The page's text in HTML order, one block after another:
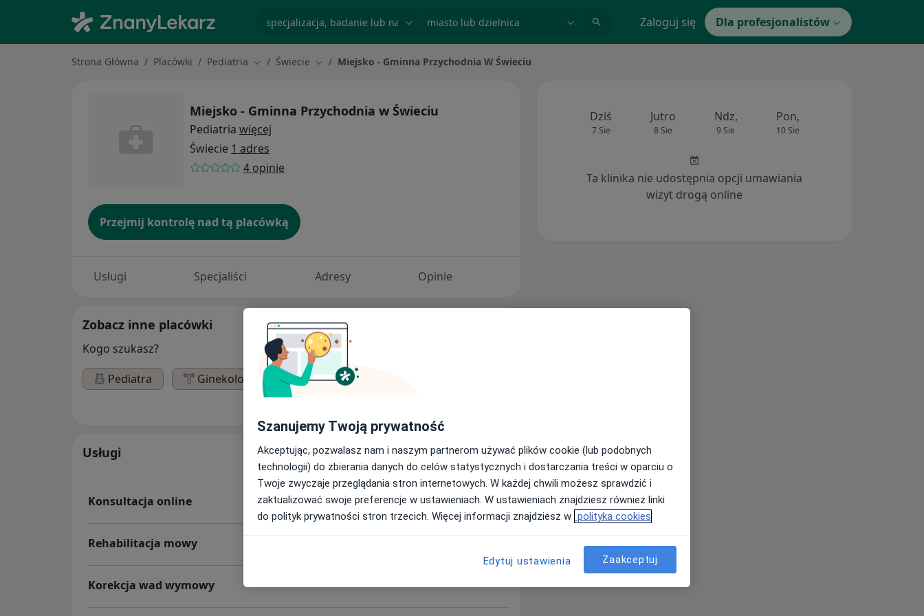
Zaloguj się Dla profesjonalistów
Strona Główna Placówki Pediatria Zmień miasto
Świecie Zmień miasto
Miejsko - Gminna Przychodnia W Świeciu
Miejsko - Gminna Przychodnia w Świeciu
Pediatria więcej
Świecie 1 adres
4 opinie
Przejmij kontrolę nad tą placówką
Usługi Specjaliści Adresy Opinie
Zobacz inne placówki
Kogo szukasz?
Pediatra
Ginekolog
Laryngolog
Usługi
Konsultacja online
Rehabilitacja mowy
Korekcja wad wymowy
Dziś
7 Sie
Jutro
8 Sie
Ndz,
9 Sie
Pon,
10 Sie
Ta klinika nie udostępnia opcji umawiania
wizyt drogą online
Szanujemy Twoją prywatność
Akceptując, pozwalasz nam i naszym partnerom używać plików cookie (lub podobnych
technologii) do zbierania danych do celów statystycznych i dostarczania treści w oparciu o
Twoje zwyczaje przeglądania stron internetowych. W każdej chwili możesz sprawdzić i
zaktualizować swoje preferencje w ustawieniach. W ustawieniach znajdziesz również linki
do polityk prywatności stron trzecich. Więcej informacji znajdziesz w polityka cookies
Edytuj ustawienia Zaakceptuj